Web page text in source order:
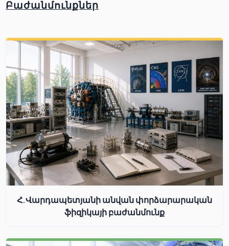
Բաժանմունքներ
Հ.Վարդապետյանի անվան փորձարարական
ֆիզիկայի բաժանմունք